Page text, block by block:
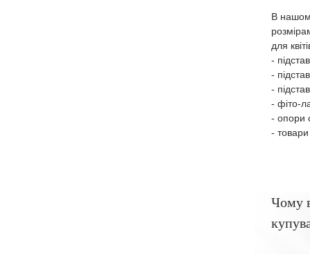
В
для
-
-
-
- фіто-
- опори
- товари
Чому